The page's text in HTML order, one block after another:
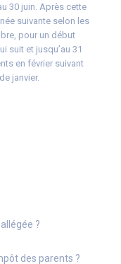
30 juin. Après cette
suivante selon les
pour un début
suit et jusqu’au 31
en février suivant
janvier.
?
des parents ?